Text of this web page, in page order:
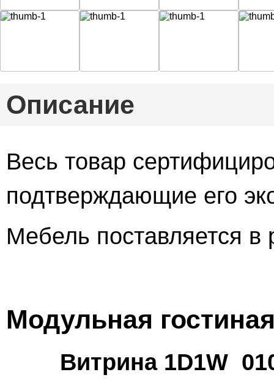
Описание
Весь товар
подтверждающие его
Мебель поставляется в
Модульная
Витрина